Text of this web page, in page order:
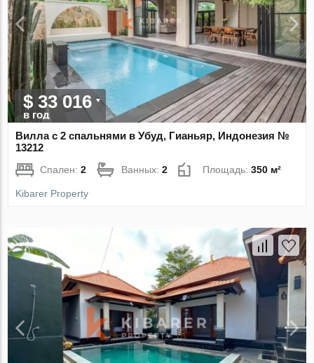
$ 33 016
в год
Вилла с 2 спальнями в Убуд, Гианьяр, Индонезия №
13212
Спален:2 Ванных:2 Площадь:350 м²
Kibarer Property